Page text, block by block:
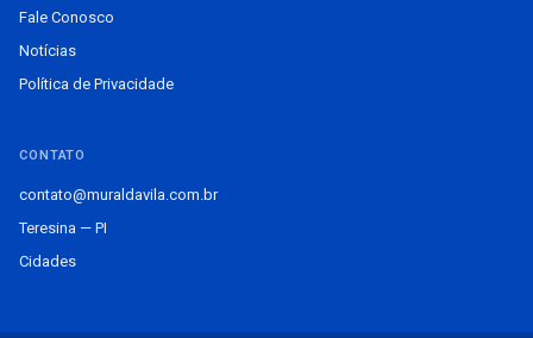
Fale Conosco
Notícias
Política de Privacidade
CONTATO
contato@muraldavila.com.br
Teresina — PI
Cidades